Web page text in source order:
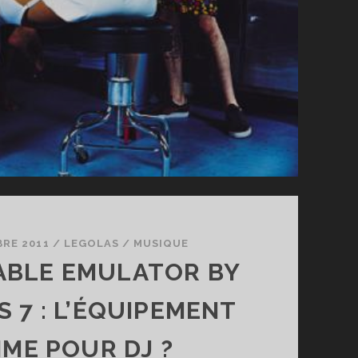
2011 / LEGOLAS / MUSIQUE
EMULATOR BY
7 : L’ÉQUIPEMENT
POUR DJ ?